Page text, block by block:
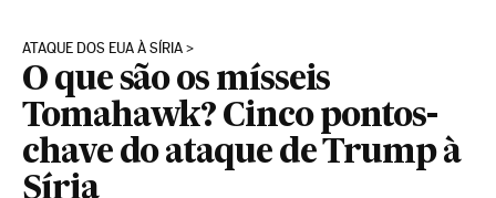
ATAQUE DOS EUA À SÍRIA
O que são os mísseis
Tomahawk? Cinco pontos-
chave do ataque de Trump à
Síria